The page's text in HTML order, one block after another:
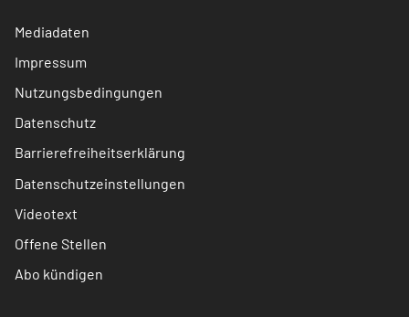
Mediadaten
Impressum
Nutzungsbedingungen
Datenschutz
Barrierefreiheitserklärung
Datenschutzeinstellungen
Videotext
Offene Stellen
Abo kündigen